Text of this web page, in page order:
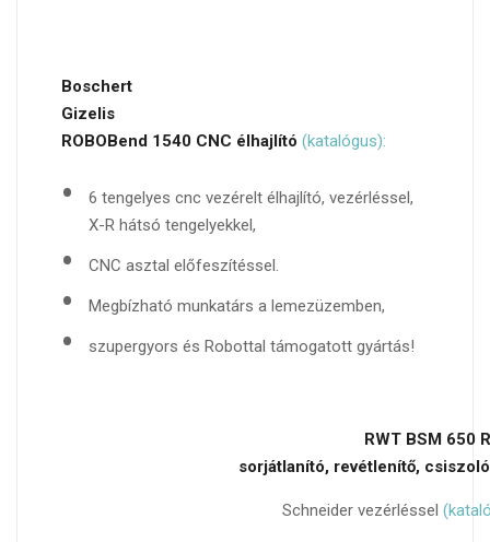
Boschert
Gizelis
ROBOBend 1540 CNC élhajlító (katalógus):
6 tengelyes cnc vezérelt élhajlító, vezérléssel,
X-R hátsó tengelyekkel,
CNC asztal előfeszítéssel.
Megbízható munkatárs a lemezüzemben,
szupergyors és Robottal támogatott gyártás!
RWT BSM 650
sorjátlanító, revétlenítő,
Schneider vezérléssel